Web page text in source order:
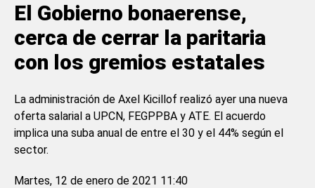
El Gobierno bonaerense,
cerca de cerrar la paritaria
con los gremios estatales
La administración de Axel Kicillof realizó ayer una nueva
oferta salarial a UPCN, FEGPPBA y ATE. El acuerdo
implica una suba anual de entre el 30 y el 44% según el
sector.
Martes, 12 de enero de 2021 11:40